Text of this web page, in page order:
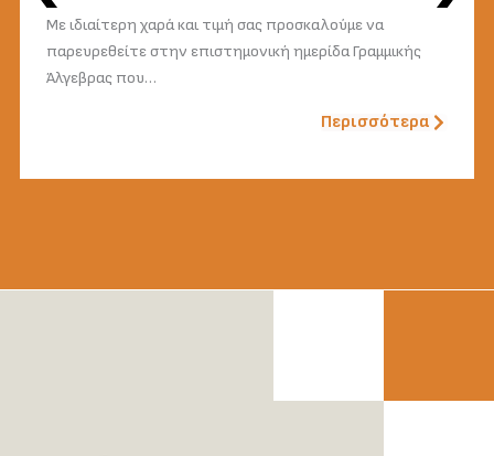
Με ιδιαίτερη χαρά και τιμή σας προσκαλούμε να
παρευρεθείτε στην επιστημονική ημερίδα Γραμμικής
Άλγεβρας που…
Περισσότερα